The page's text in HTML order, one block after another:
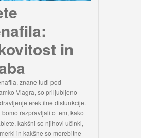
in
znane tudi pod
Viagra, so priljubljeno
erektilne disfunkcije.
bomo razpravljali o tem, kako
kakšni so njihovi učinki,
in kakšne so morebitne